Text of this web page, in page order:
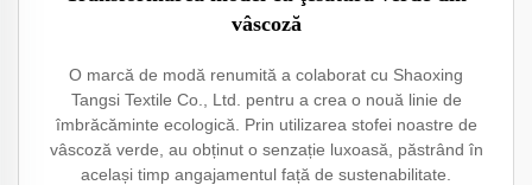
vâscoză
O marcă de modă renumită a colaborat cu Shaoxing
Tangsi Textile Co., Ltd. pentru a crea o nouă linie de
îmbrăcăminte ecologică. Prin utilizarea stofei noastre de
vâscoză verde, au obținut o senzație luxoasă, păstrând în
același timp angajamentul față de sustenabilitate.